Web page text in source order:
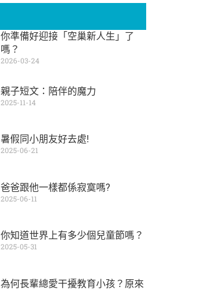
你準備好迎接「空巢新人生」了
嗎？
2026-03-24
親子短文：陪伴的魔力
2025-11-14
暑假同小朋友好去處!
2025-06-21
爸爸跟他一樣都係寂寞嗎?
2025-06-11
你知道世界上有多少個兒童節嗎？
2025-05-31
為何長輩總愛干擾教育小孩？原來